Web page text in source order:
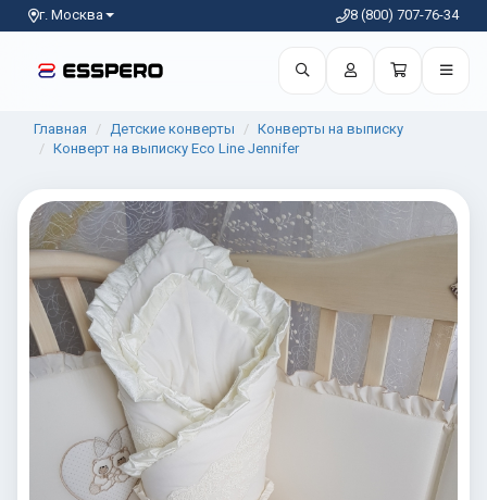
г. Москва 8 (800) 707-76-34
Главная Детские конверты
Конверты на выписку
Конверт на выписку Eco Line Jennifer